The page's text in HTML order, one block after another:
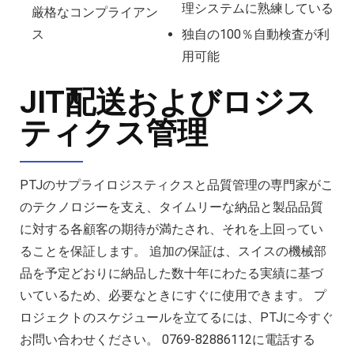
厳格なコンプライアン
ス
理システムに熟練している
独自の100％自動検査が利
用可能
JIT配送およびロジス
ティクス管理
PTJのサプライロジスティクスと品質管理の専門家がこ
のテクノロジーを支え、タイムリーな納品と製品品質
に対する各顧客の期待が満たされ、それを上回ってい
ることを保証します。 追加の保証は、スイスの機械部
品を予定どおりに納品した数十年にわたる実績に基づ
いているため、必要なときにすぐに使用できます。 プ
ロジェクトのスケジュールを立てるには、PTJに今すぐ
お問い合わせください。 0769-82886112に電話する